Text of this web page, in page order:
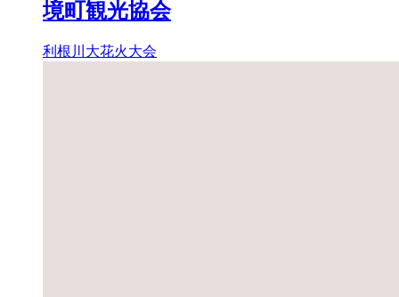
境町観光協会
利根川大花火大会